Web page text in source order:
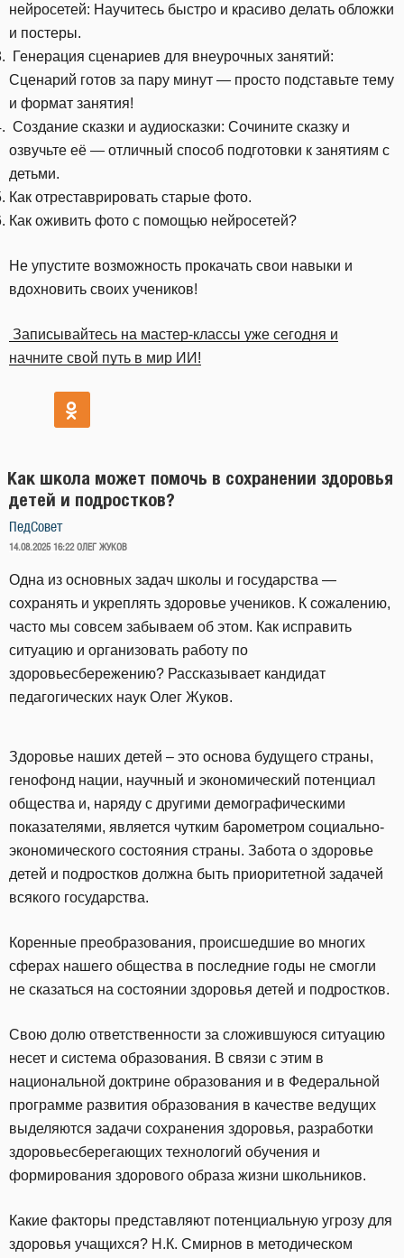
нейросетей: Научитесь быстро и красиво делать обложки
и постеры.
Генерация сценариев для внеурочных занятий:
Сценарий готов за пару минут — просто подставьте тему
и формат занятия!
Создание сказки и аудиосказки: Сочините сказку и
озвучьте её — отличный способ подготовки к занятиям с
детьми.
Как отреставрировать старые фото.
Как оживить фото с помощью нейросетей?
Не упустите возможность прокачать свои навыки и
вдохновить своих учеников!
Записывайтесь на мастер-классы уже сегодня и
начните свой путь в мир ИИ!
Как школа может помочь в сохранении здоровья
детей и подростков?
ПедСовет
ОПУБЛИКОВАНО
14.08.2025 16:22 ОЛЕГ ЖУКОВ
Одна из основных задач школы и государства —
сохранять и укреплять здоровье учеников. К сожалению,
часто мы совсем забываем об этом. Как исправить
ситуацию и организовать работу по
здоровьесбережению? Рассказывает кандидат
педагогических наук Олег Жуков.
Здоровье наших детей – это основа будущего страны,
генофонд нации, научный и экономический потенциал
общества и, наряду с другими демографическими
показателями, является чутким барометром социально-
экономического состояния страны. Забота о здоровье
детей и подростков должна быть приоритетной задачей
всякого государства.
Коренные преобразования, происшедшие во многих
сферах нашего общества в последние годы не смогли
не сказаться на состоянии здоровья детей и подростков.
Свою долю ответственности за сложившуюся ситуацию
несет и система образования. В связи с этим в
национальной доктрине образования и в Федеральной
программе развития образования в качестве ведущих
выделяются задачи сохранения здоровья, разработки
здоровьесберегающих технологий обучения и
формирования здорового образа жизни школьников.
Какие факторы представляют потенциальную угрозу для
здоровья учащихся? Н.К. Смирнов в методическом